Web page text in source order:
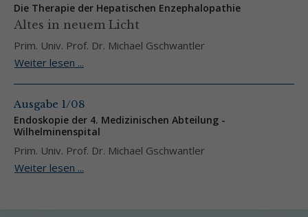
Die Therapie der Hepatischen Enzephalopathie
Altes in neuem Licht
Prim. Univ. Prof. Dr. Michael Gschwantler
Weiter lesen ...
Ausgabe 1/08
Endoskopie der 4. Medizinischen Abteilung -
Wilhelminenspital
Prim. Univ. Prof. Dr. Michael Gschwantler
Weiter lesen ...